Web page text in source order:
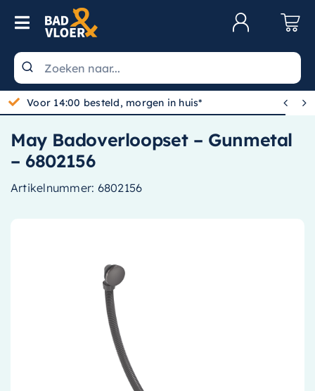
Skip to content
Toggle Navigation
Wastafels
Toiletten
Spiegels
Radiatoren
Accessoires
Installatiemateriaal
Klimaatbeheersing
Voor 14:00 besteld, morgen in huis*  
May Badoverloopset – Gunmetal
– 6802156
Artikelnummer: 6802156